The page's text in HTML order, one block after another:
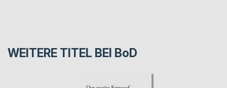
WEITERE TITEL BEI BoD